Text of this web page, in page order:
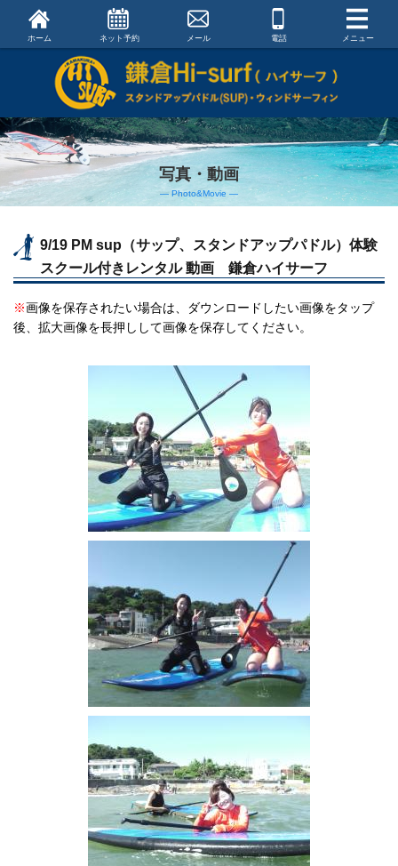
ホーム ネット予約 メール 電話 メニュー
写真・動画
― Photo&Movie ―
9/19 PM sup（サップ、スタンドアップパドル）体験
スクール付きレンタル 動画 鎌倉ハイサーフ
※画像を保存されたい場合は、ダウンロードしたい画像をタップ
後、拡大画像を長押しして画像を保存してください。